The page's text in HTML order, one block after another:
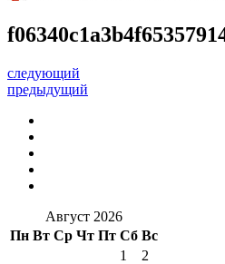
следующий
предыдущий
Август 2026
Пн Вт Ср Чт Пт Сб Вс
1
2